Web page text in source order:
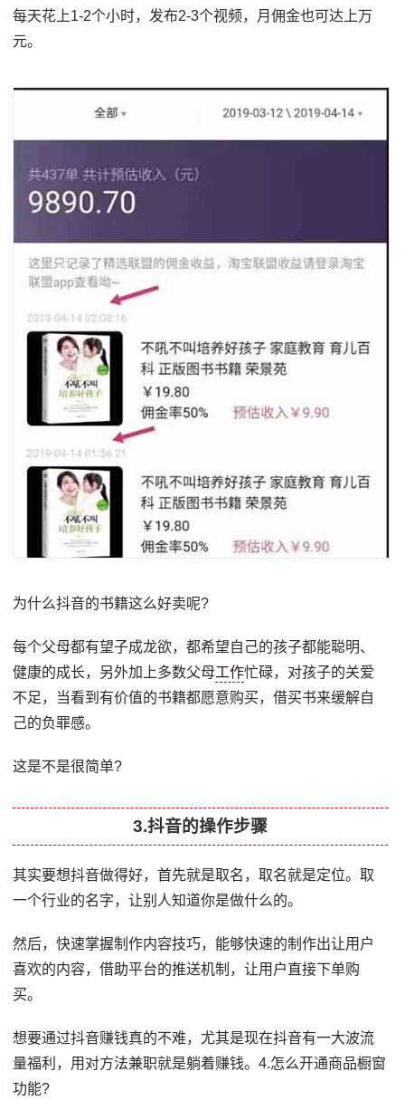
每天花上1-2个小时，发布2-3个视频，月佣金也可达上万
元。
为什么抖音的书籍这么好卖呢?
每个父母都有望子成龙欲，都希望自己的孩子都能聪明、
健康的成长，另外加上多数父母工作忙碌，对孩子的关爱
不足，当看到有价值的书籍都愿意购买，借买书来缓解自
己的负罪感。
这是不是很简单?
3.抖音的操作步骤
其实要想抖音做得好，首先就是取名，取名就是定位。取
一个行业的名字，让别人知道你是做什么的。
然后，快速掌握制作内容技巧，能够快速的制作出让用户
喜欢的内容，借助平台的推送机制，让用户直接下单购
买。
想要通过抖音赚钱真的不难，尤其是现在抖音有一大波流
量福利，用对方法兼职就是躺着赚钱。4.怎么开通商品橱窗
功能?